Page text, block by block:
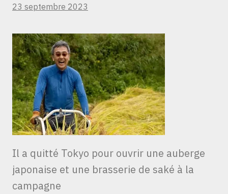
23 septembre 2023
Il a quitté Tokyo pour ouvrir une auberge
japonaise et une brasserie de saké à la
campagne